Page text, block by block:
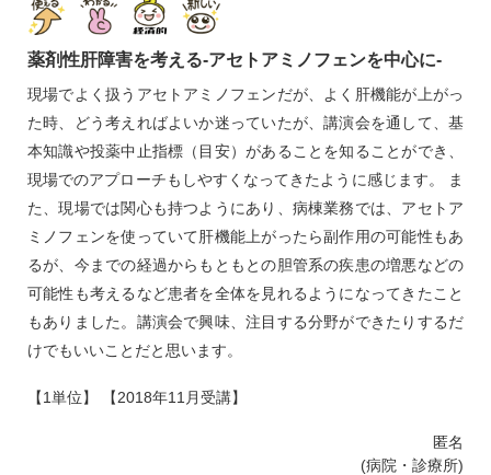
薬剤性肝障害を考える‐アセトアミノフェンを中心に‐
現場でよく扱うアセトアミノフェンだが、よく肝機能が上がっ
た時、どう考えればよいか迷っていたが、講演会を通して、基
本知識や投薬中止指標（目安）があることを知ることができ、
現場でのアプローチもしやすくなってきたように感じます。 ま
た、現場では関心も持つようにあり、病棟業務では、アセトア
ミノフェンを使っていて肝機能上がったら副作用の可能性もあ
るが、今までの経過からもともとの胆管系の疾患の増悪などの
可能性も考えるなど患者を全体を見れるようになってきたこと
もありました。講演会で興味、注目する分野ができたりするだ
けでもいいことだと思います。
【1単位】 【2018年11月受講】
匿名
(病院・診療所)